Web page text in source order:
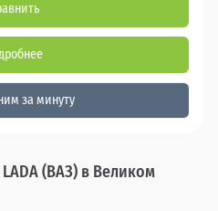
за минуту
(ВАЗ) в Великом